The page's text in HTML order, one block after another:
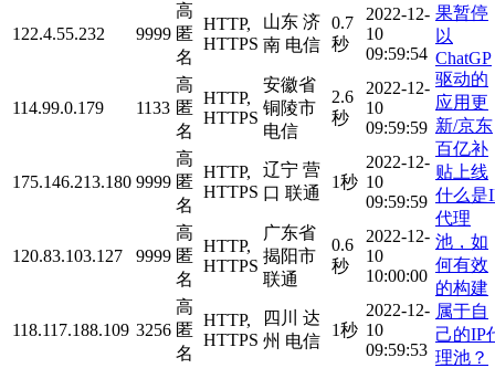
122.4.55.232 9999
高
匿
名
HTTP,
HTTPS
山东 济
南 电信
0.7
秒
2022-12-
10
09:59:54
114.99.0.179 1133
高
匿
名
HTTP,
HTTPS
安徽省
铜陵市
电信
2.6
秒
2022-12-
10
09:59:59
175.146.213.180 9999
高
匿
名
HTTP,
HTTPS
辽宁 营
口 联通
1秒
2022-12-
10
09:59:59
120.83.103.127 9999
高
匿
名
HTTP,
HTTPS
广东省
揭阳市
联通
0.6
秒
2022-12-
10
10:00:00
118.117.188.109 3256
高
匿
名
HTTP,
HTTPS
四川 达
州 电信
1秒
2022-12-
10
09:59:53
果暂停
以
ChatGP
驱动的
应用更
新/京东
百亿补
贴上线
什么是
代理
池，如
何有效
的构建
属于自
己的IP
理池？